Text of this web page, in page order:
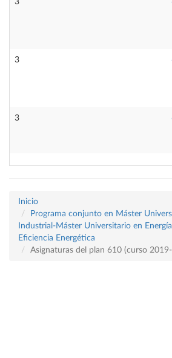
3
3
3
Inicio
Programa conjunto en Máster
Industrial-Máster Universitario en
Eficiencia Energética
Asignaturas del plan 610 (curso